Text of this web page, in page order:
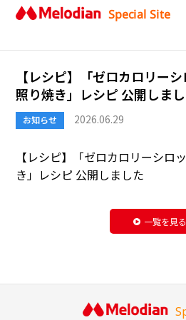
Special Site
【レシピ】「ゼロカロリー
照り焼き」レシピ 公開しま
お知らせ 2026.06.29
【レシピ】「ゼロカロリーシロ
き」レシピ 公開しました
一覧を見る